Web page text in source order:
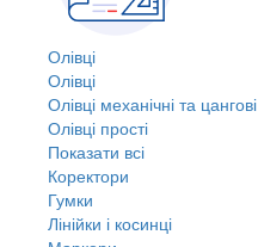
Олівці
Олівці
Олівці механічні та цангові
Олівці прості
Показати всі
Коректори
Гумки
Лінійки і косинці